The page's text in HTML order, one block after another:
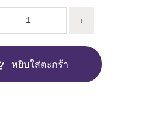
+
หยิบใส่ตะกร้า